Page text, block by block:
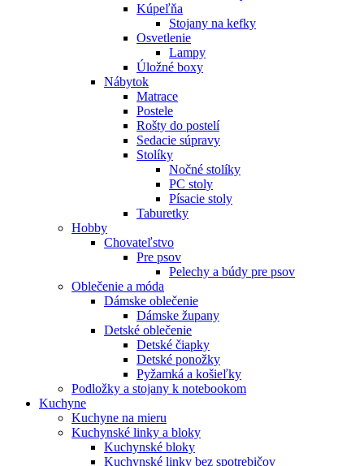
Kúpeľňa
Stojany na kefky
Osvetlenie
Lampy
Úložné boxy
Nábytok
Matrace
Postele
Rošty do postelí
Sedacie súpravy
Stolíky
Nočné stolíky
PC stoly
Písacie stoly
Taburetky
Hobby
Chovateľstvo
Pre psov
Pelechy a búdy pre psov
Oblečenie a móda
Dámske oblečenie
Dámske župany
Detské oblečenie
Detské čiapky
Detské ponožky
Pyžamká a košieľky
Podložky a stojany k notebookom
Kuchyne
Kuchyne na mieru
Kuchynské linky a bloky
Kuchynské bloky
Kuchynské linky bez spotrebičov